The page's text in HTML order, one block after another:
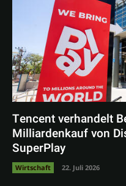
Tencent verhandelt
Milliardenkauf von
SuperPlay
Wirtschaft 22. Juli 2026